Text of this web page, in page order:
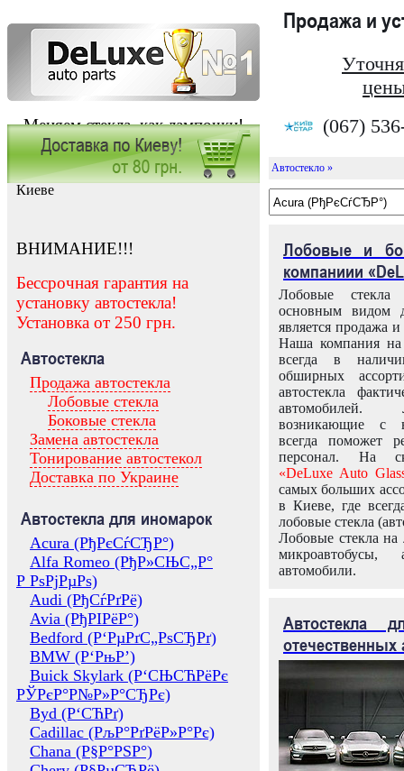
Меняем стекла, как лампочки!
Продажа и
(067)
Заказать установку автостекла в
Киеве
ВНИМАНИЕ!!!
Бессрочная гарантия на
установку автостекла!
Установка от 250 грн.
Автостекла
Продажа автостекла
Лобовые стекла
Боковые стекла
Замена автостекла
Тонирование автостекол
Доставка по Украине
Автостекла для иномарок
Acura (РђРєСѓСЂР°)
Alfa Romeo (РђР»СЊС„Р°
Р РѕРјРµРѕ)
Audi (РђСѓРґРё)
Avia (РђРІРёР°)
Bedford (Р‘РµРґС„РѕСЂРґ)
BMW (Р‘РњР’)
Buick Skylark (Р‘СЊСЋРёРє
РЎРєР°Р№Р»Р°СЂРє)
Byd (Р‘СЋРґ)
Cadillac (РљР°РґРёР»Р°Рє)
Chana (Р§Р°РЅР°)
Автостекло »
Лобовые и
компаниии
Лобовые
основным видом
является продажа и
Наша компания на
всегда в
обширных
автостекла
возникающие с
всегда поможет
персонал. На
«DeLuxe Auto
самых больших
в Киеве, где
лобовые стекла
Лобовые стекла на
микроавтобусы,
автомобили.
Автостекла
отечественных